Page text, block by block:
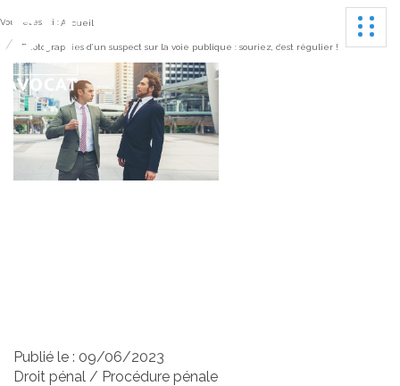
Vous êtes ici :Accueil
Photographies d’un suspect sur la voie publique : souriez, c’est régulier !
Publié le : 09/06/2023
Droit pénal / Procédure pénale